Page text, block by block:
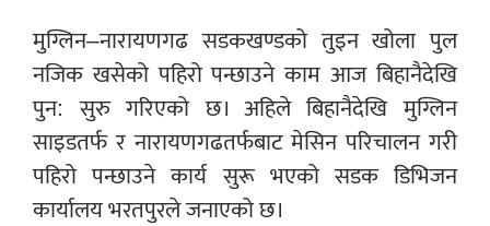
मुग्लिन–नारायणगढ सडकखण्डको तुइन खोला पुल
नजिक खसेको पहिरो पन्छाउने काम आज बिहानैदेखि
पुन: सुरु गरिएको छ। अहिले बिहानैदेखि मुग्लिन
साइडतर्फ र नारायणगढतर्फबाट मेसिन परिचालन गरी
पहिरो पन्छाउने कार्य सुरू भएको सडक डिभिजन
कार्यालय भरतपुरले जनाएको छ।